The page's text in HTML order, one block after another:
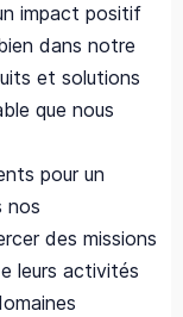
impact positif
dans notre
et solutions
que nous
pour un
nos
des missions
leurs activités